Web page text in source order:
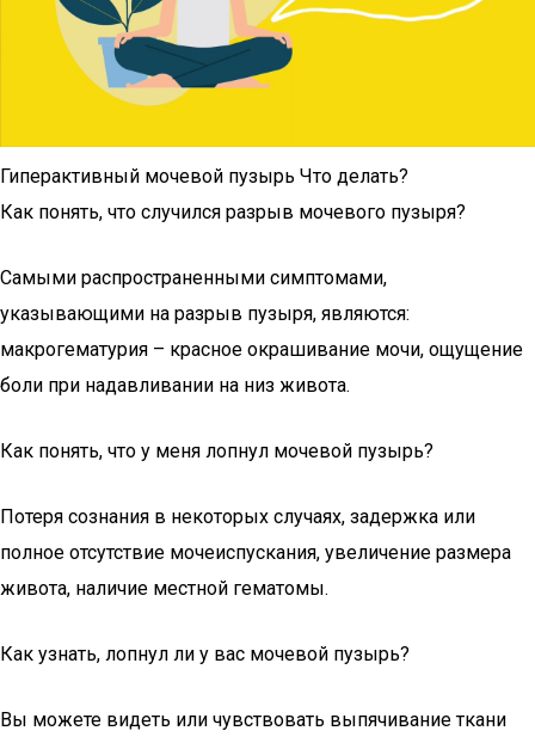
Гиперактивный мочевой пузырь Что делать?
Как понять, что случился разрыв мочевого пузыря?
Самыми распространенными симптомами,
указывающими на разрыв пузыря, являются:
макрогематурия – красное окрашивание мочи, ощущение
боли при надавливании на низ живота.
Как понять, что у меня лопнул мочевой пузырь?
Потеря сознания в некоторых случаях, задержка или
полное отсутствие мочеиспускания, увеличение размера
живота, наличие местной гематомы.
Как узнать, лопнул ли у вас мочевой пузырь?
Вы можете видеть или чувствовать выпячивание ткани